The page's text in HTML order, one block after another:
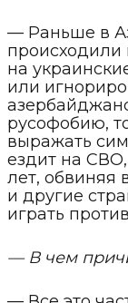
— Раньше в
происходили
на
или
русофобию,
выражать
ездит на
лет, обвиняя
и другие
играть
— В чем